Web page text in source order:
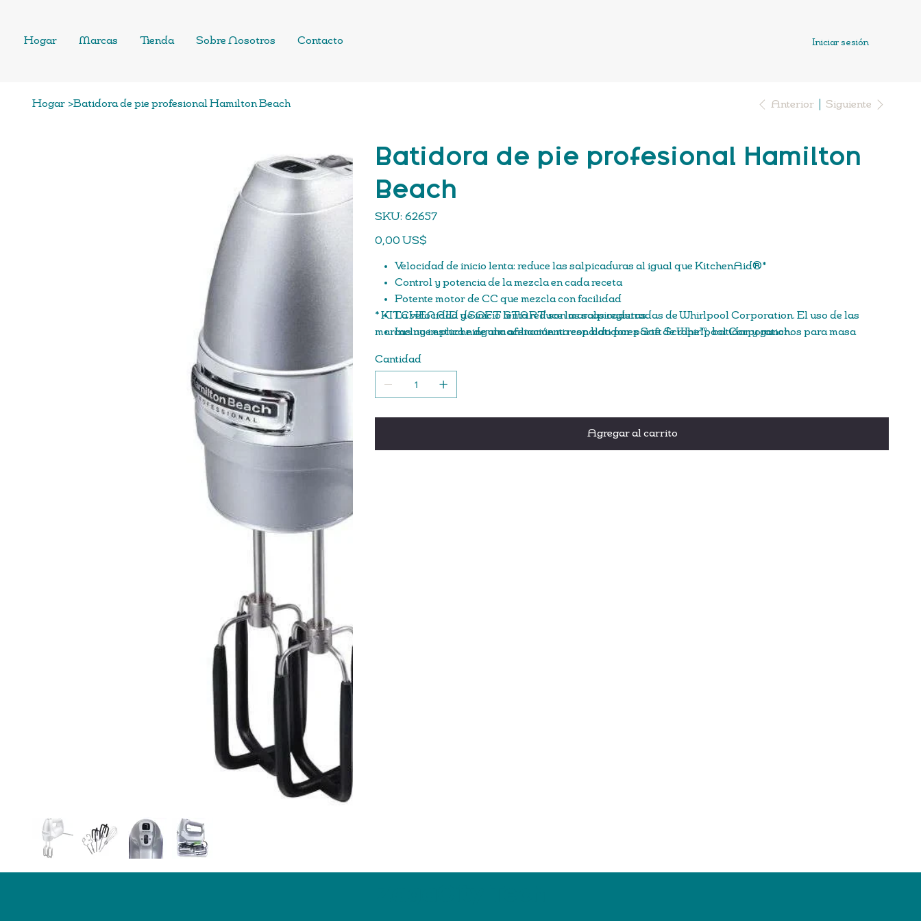
Hogar Marcas Tienda Sobre Nosotros Contacto Iniciar sesión
Hogar >Batidora de pie profesional Hamilton Beach Anterior Siguiente
Batidora de pie profesional Hamilton
Beach
SKU: SKU
62657
62657
Precio
0,00 US$
Velocidad de inicio lenta: reduce las salpicaduras al igual que KitchenAid®*
Control y potencia de la mezcla en cada receta
Potente motor de CC que mezcla con facilidad
La velocidad de inicio lenta reduce las salpicaduras.
Incluye estuche de almacenamiento con batidores Soft Scrape™, batidor y ganchos para masa
Cómodo estuche de almacenamiento con cierre a presión
7 velocidades con QuickBurst™ en cada nivel
El gatillo de liberación rápida elimina los batidores
* KITCHENAID y SOFT START son marcas registradas de Whirlpool Corporation. El uso de las
marcas no implica ninguna afiliación ni respaldo por parte de Whirlpool Corporation.
Cantidad
Agregar al carrito